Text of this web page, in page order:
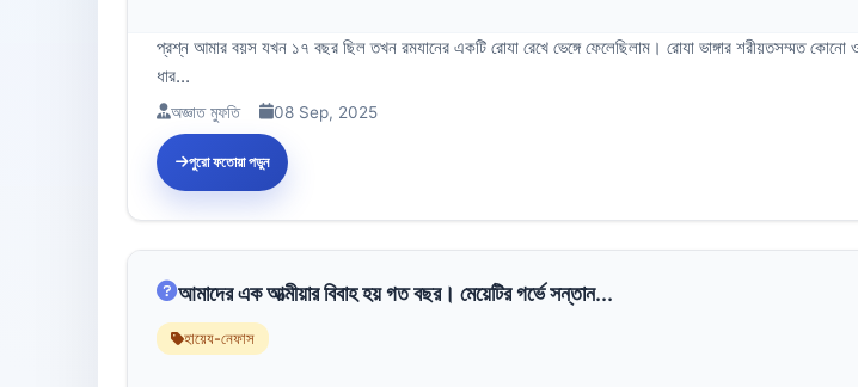
প্রশ্ন আমার বয়স যখন ১৭ বছর ছিল তখন রমযানের একটি রোযা রেখে ভেঙ্গে ফেলেছিলাম। রোযা ভাঙ্গার শরীয়তসম্মত
ধার...
অজ্ঞাত মুফতি 08 Sep, 2025
পুরো ফতোয়া পড়ুন
আমাদের এক আত্মীয়ার বিবাহ হয় গত বছর। মেয়েটির গর্ভে সন্তান...
হায়েয-নেফাস